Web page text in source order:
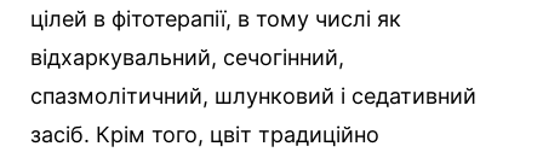
цілей в фітотерапії, в тому числі як
відхаркувальний, сечогінний,
спазмолітичний, шлунковий і седативний
засіб. Крім того, цвіт традиційно